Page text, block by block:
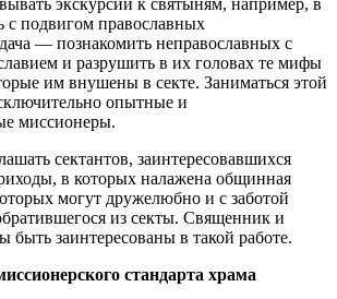
с подвигом православных
― познакомить неправославных с
и разрушить в их головах те мифы
им внушены в секте. Заниматься этой
опытные и
миссионеры.
сектантов, заинтересовавшихся
в которых налажена общинная
могут дружелюбно и с заботой
из секты. Священник и
быть заинтересованы в такой работе.
стандарта храма